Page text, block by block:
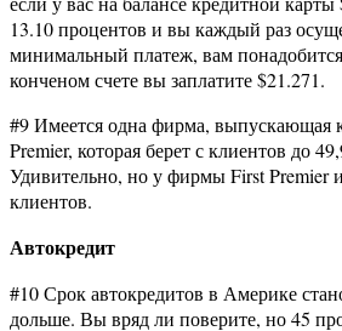
13.10 процентов и вы каждый раз
минимальный платеж, вам
конченом счете вы заплатите $21.271.
#9 Имеется одна фирма, выпускающая
Premier, которая берет с клиентов до
Удивительно, но у фирмы First Premier
клиентов.
Автокредит
#10 Срок автокредитов в Америке
дольше. Вы вряд ли поверите, но 45